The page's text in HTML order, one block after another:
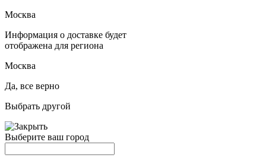
Москва
Информация о доставке будет
отображена для региона
Москва
Да, все верно
Выбрать другой
Выберите ваш город